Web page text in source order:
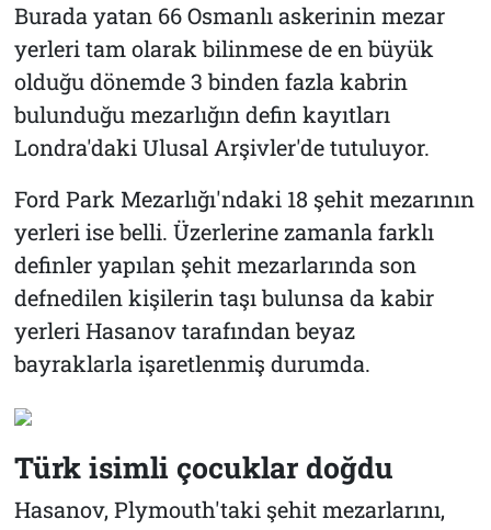
Burada yatan 66 Osmanlı askerinin mezar
yerleri tam olarak bilinmese de en büyük
olduğu dönemde 3 binden fazla kabrin
bulunduğu mezarlığın defin kayıtları
Londra'daki Ulusal Arşivler'de tutuluyor.
Ford Park Mezarlığı'ndaki 18 şehit mezarının
yerleri ise belli. Üzerlerine zamanla farklı
definler yapılan şehit mezarlarında son
defnedilen kişilerin taşı bulunsa da kabir
yerleri Hasanov tarafından beyaz
bayraklarla işaretlenmiş durumda.
Türk isimli çocuklar doğdu
Hasanov, Plymouth'taki şehit mezarlarını,